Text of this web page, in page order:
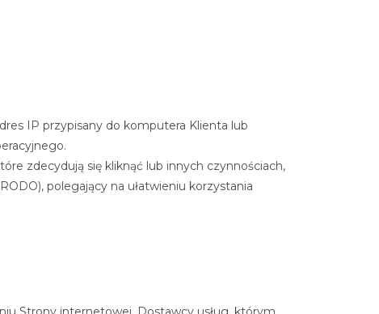
IP przypisany do komputera Klienta lub
zdecydują się kliknąć lub innych czynnościach,
polegający na ułatwieniu korzystania